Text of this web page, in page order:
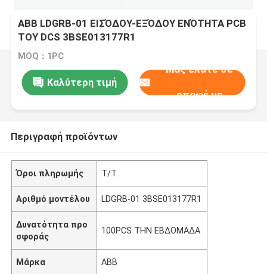
ABB LDGRB-01 ΕΙΣΌΔΟΥ-ΕΞΌΔΟΥ ΕΝΌΤΗΤΑ PCB
ΤΟΥ DCS 3BSE013177R1
MOQ：1PC
Καλύτερη τιμή
Μας ελάτε σε
επαφή με
Περιγραφή προϊόντων
Όροι πληρωμής T/T
Αριθμό μοντέλου LDGRB-01 3BSE013177R1
Δυνατότητα προ
σφοράς
100PCS ΤΗΝ ΕΒΔΟΜΑΔΑ
Μάρκα ABB